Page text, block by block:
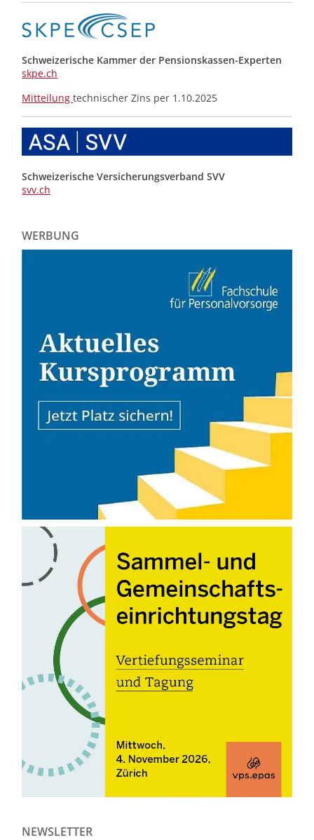
Schweizerische Kammer der Pensionskassen-Experten
skpe.ch
Mitteilungtechnischer Zins per 1.10.2025
Schweizerische Versicherungsverband SVV
svv.ch
WERBUNG
NEWSLETTER